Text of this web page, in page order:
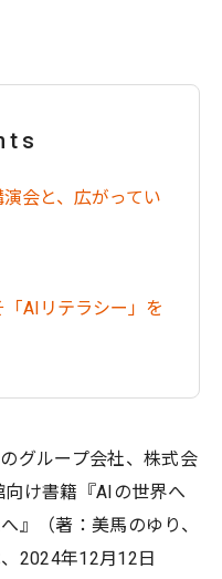
会と、広がってい
AIリテラシー」を
グループ会社、株式会
け書籍『AIの世界へ
』（著：美馬のゆり、
2024年12月12日